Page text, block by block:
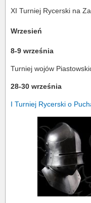
XI Turniej Rycerski na
Wrzesień
8-9 września
Turniej wojów
28-30 września
I Turniej Rycerski o